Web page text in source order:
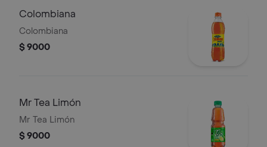
Colombiana
Colombiana
$ 9000
Mr Tea Limón
Mr Tea Limón
$ 9000